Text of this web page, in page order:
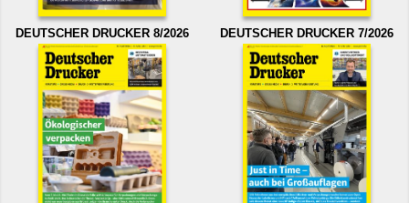
DEUTSCHER DRUCKER 8/2026 DEUTSCHER DRUCKER 7/2026